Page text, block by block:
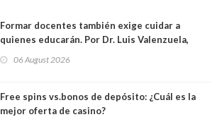
Formar docentes también exige cuidar a
quienes educarán. Por Dr. Luis Valenzuela,
Académicos U. Católica Silva Henríquez
06 August 2026
Free spins vs.bonos de depósito: ¿Cuál es la
mejor oferta de casino?